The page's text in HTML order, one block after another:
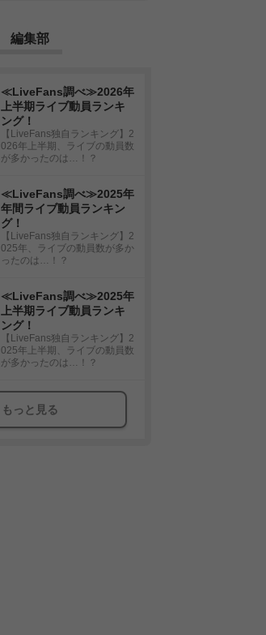
編集部
≪LiveFans調べ≫2026年
上半期ライブ動員ランキ
ング！
【LiveFans独自ランキング】2
026年上半期、ライブの動員数
が多かったのは…！？
≪LiveFans調べ≫2025年
年間ライブ動員ランキン
グ！
【LiveFans独自ランキング】2
025年、ライブの動員数が多か
ったのは…！？
≪LiveFans調べ≫2025年
上半期ライブ動員ランキ
ング！
【LiveFans独自ランキング】2
025年上半期、ライブの動員数
が多かったのは…！？
もっと見る